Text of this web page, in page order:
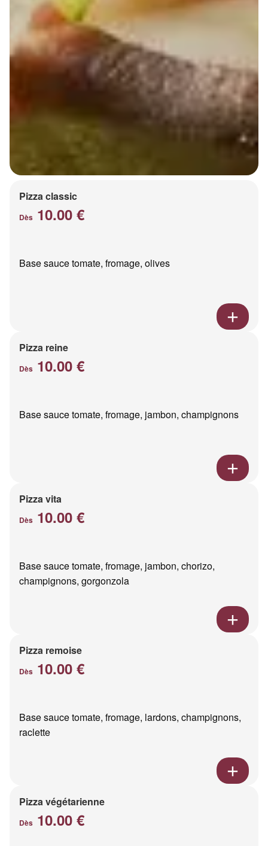
Pizza classic
Dès 10.00 €
Base sauce tomate, fromage, olives
Pizza reine
Dès 10.00 €
Base sauce tomate, fromage, jambon, champignons
Pizza vita
Dès 10.00 €
Base sauce tomate, fromage, jambon, chorizo,
champignons, gorgonzola
Pizza remoise
Dès 10.00 €
Base sauce tomate, fromage, lardons, champignons,
raclette
Pizza végétarienne
Dès 10.00 €